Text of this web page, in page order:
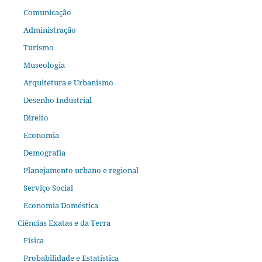
Comunicação
Administração
Turismo
Museologia
Arquitetura e Urbanismo
Desenho Industrial
Direito
Economia
Demografia
Planejamento urbano e regional
Serviço Social
Economia Doméstica
Ciências Exatas e da Terra
Física
Probabilidade e Estatística